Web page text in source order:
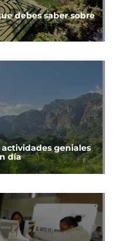
debes saber sobre
actividades geniales
día